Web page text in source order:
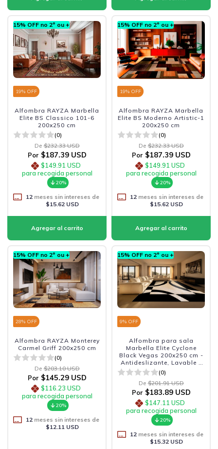
15% OFF no 2º ou +
19% OFF
Alfombra RAYZA Marbella
Elite BS Classico 101-6
200x250 cm
(0)
De $232.33 USD
Por $187.39 USD
$149.91 USD
para recogida personal
20%
12meses sin intereses de
$15.62 USD
15% OFF no 2º ou +
19% OFF
Alfombra RAYZA Marbella
Elite BS Moderno Artistic-1
200x250 cm
(0)
De $232.33 USD
Por $187.39 USD
$149.91 USD
para recogida personal
20%
12meses sin intereses de
$15.62 USD
15% OFF no 2º ou +
28% OFF
Alfombra RAYZA Monterey
Carmel Griff 200x250 cm
(0)
De $203.10 USD
Por $145.29 USD
$116.23 USD
para recogida personal
20%
12meses sin intereses de
$12.11 USD
15% OFF no 2º ou +
9% OFF
Alfombra para sala
Marbella Elite Cyclone
Black Vegas 200x250 cm -
Antideslizante, Lavable y
Sofisticada.
(0)
De $201.91 USD
Por $183.89 USD
$147.11 USD
para recogida personal
20%
12meses sin intereses de
$15.32 USD